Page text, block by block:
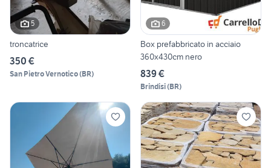
5
troncatrice
350 €
San Pietro Vernotico(BR)
6
Box prefabbricato in acciaio
360x430cm nero
839 €
Brindisi(BR)